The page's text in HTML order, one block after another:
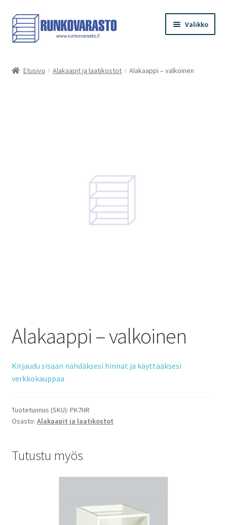
Siirry
navigointiin
Siirry
sisältöön
Valikko
Etusivu Alakaapit ja laatikostot Alakaappi – valkoinen
Alakaappi – valkoinen
Kirjaudu sisään nähdäksesi hinnat ja käyttääksesi
verkkokauppaa
Tuotetunnus (SKU): PK7HR
Osasto: Alakaapit ja laatikostot
Tutustu myös